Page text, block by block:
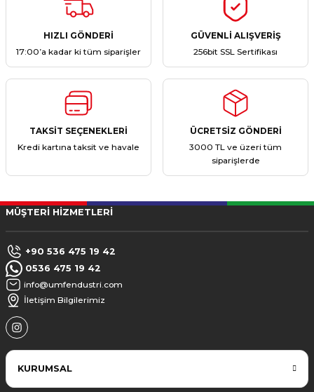
HIZLI GÖNDERİ
17:00’a kadar ki tüm siparişler
GÜVENLİ ALIŞVERİŞ
256bit SSL Sertifikası
TAKSİT SEÇENEKLERİ
Kredi kartına taksit ve havale
ÜCRETSİZ GÖNDERİ
3000 TL ve üzeri tüm
siparişlerde
MÜŞTERİ HİZMETLERİ
+90 536 475 19 42
0536 475 19 42
info@umfendustri.com
İletişim Bilgilerimiz
KURUMSAL